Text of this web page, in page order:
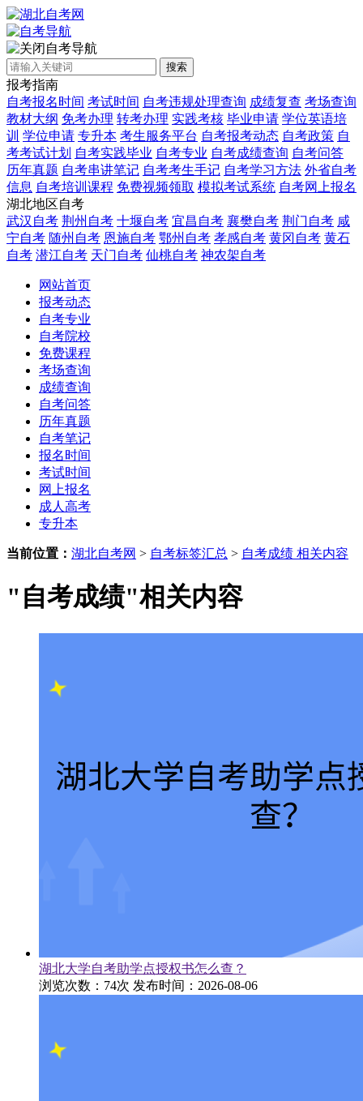
自考导航
搜索
报考指南
自考报名时间 考试时间 自考违规处理查询 成绩复查 考场查询
教材大纲 免考办理 转考办理 实践考核 毕业申请 学位英语培
训 学位申请 专升本 考生服务平台 自考报考动态 自考政策 自
考考试计划 自考实践毕业 自考专业 自考成绩查询 自考问答
历年真题 自考串讲笔记 自考考生手记 自考学习方法 外省自考
信息 自考培训课程 免费视频领取 模拟考试系统 自考网上报名
湖北地区自考
武汉自考 荆州自考 十堰自考 宜昌自考 襄樊自考 荆门自考 咸
宁自考 随州自考 恩施自考 鄂州自考 孝感自考 黄冈自考 黄石
自考 潜江自考 天门自考 仙桃自考 神农架自考
网站首页
报考动态
自考专业
自考院校
免费课程
考场查询
成绩查询
自考问答
历年真题
自考笔记
报名时间
考试时间
网上报名
成人高考
专升本
当前位置： 湖北自考网 > 自考标签汇总 > 自考成绩 相关内容
"自考成绩"相关内容
湖北大学自考助学点授权书怎么查？
浏览次数：74次 发布时间：2026-08-06